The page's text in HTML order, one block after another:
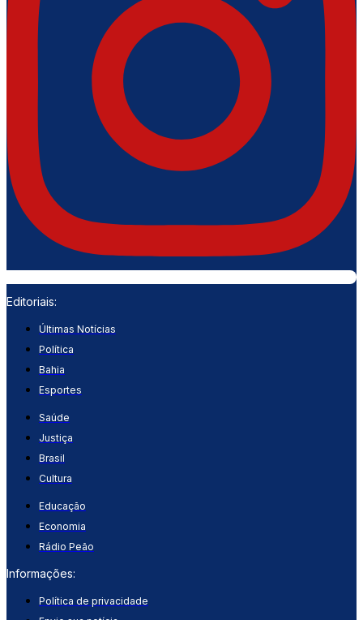
Editoriais:
Últimas Notícias
Política
Bahia
Esportes
Saúde
Justiça
Brasil
Cultura
Educação
Economia
Rádio Peão
Informações:
Política de privacidade